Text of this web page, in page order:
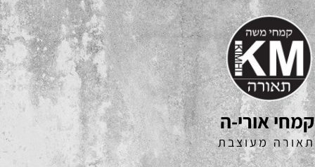
קמחי אורי-ה
תאורה מעוצבת